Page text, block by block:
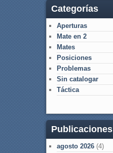
Categorías
Aperturas
Mate en 2
Mates
Posiciones
Problemas
Sin catalogar
Táctica
Publicaciones
agosto 2026(4)